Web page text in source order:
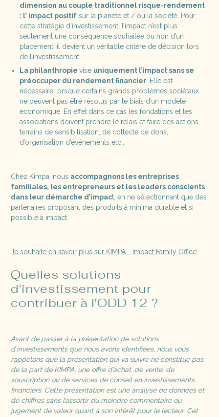
dimension au couple traditionnel risque-rendement
: l’ impact positifsur la planète et / ou la société. Pour
cette stratégie d’investissement, l’impact n’est plus
seulement une conséquence souhaitée ou non d’un
placement, il devient un véritable critère de décision lors
de l’investissement.
La philanthropie vise uniquement l’impact sans se
préoccuper du rendement financier. Elle est
nécessaire lorsque certains grands problèmes sociétaux
ne peuvent pas être résolus par le biais d’un modèle
économique. En effet dans ce cas les fondations et les
associations doivent prendre le relais et faire des actions
terrains de sensibilisation, de collecte de dons,
d’organisation d’événements etc..
Chez Kimpa, nous accompagnons les entreprises
familiales, les entrepreneurs et les leaders conscients
dans leur démarche d’impact, en ne sélectionnant que des
partenaires proposant des produits à minima durable et si
possible à impact.
Je souhaite en savoir plus sur KIMPA - Impact Family Office
Quelles solutions
d'investissement pour
contribuer à l'ODD 12 ?
Avant de passer à la présentation de solutions
d’investissements que nous avons identifiées, nous vous
rappelons que la présentation qui va suivre ne constitue pas
de la part de KIMPA, une offre d’achat, de vente, de
souscription ou de services de conseil en investissements
financiers. Cette présentation est une analyse de données et
de chiffres sans l’assortir du moindre commentaire ou
jugement de valeur quant à son intérêt pour le lecteur. Cet